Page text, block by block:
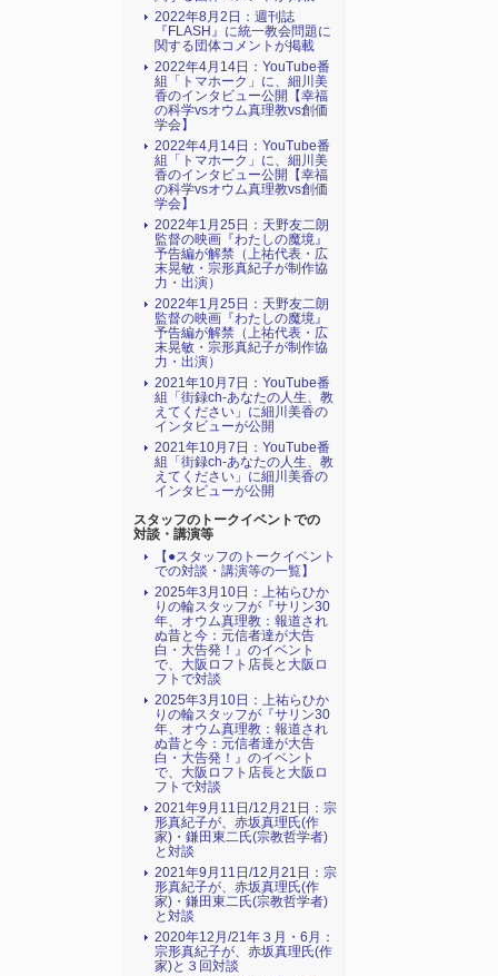
2022年8月2日：週刊誌
『FLASH』に統一教会問題に
関する団体コメントが掲載
2022年4月14日：YouTube番
組「トマホーク」に、細川美
香のインタビュー公開【幸福
の科学vsオウム真理教vs創価
学会】
2022年4月14日：YouTube番
組「トマホーク」に、細川美
香のインタビュー公開【幸福
の科学vsオウム真理教vs創価
学会】
2022年1月25日：天野友二朗
監督の映画『わたしの魔境』
予告編が解禁（上祐代表・広
末晃敏・宗形真紀子が制作協
力・出演）
2022年1月25日：天野友二朗
監督の映画『わたしの魔境』
予告編が解禁（上祐代表・広
末晃敏・宗形真紀子が制作協
力・出演）
2021年10月7日：YouTube番
組「街録ch-あなたの人生、教
えてください」に細川美香の
インタビューが公開
2021年10月7日：YouTube番
組「街録ch-あなたの人生、教
えてください」に細川美香の
インタビューが公開
スタッフのトークイベントでの
対談・講演等
【●スタッフのトークイベント
での対談・講演等の一覧】
2025年3月10日：上祐らひか
りの輪スタッフが『サリン30
年、オウム真理教：報道され
ぬ昔と今：元信者達が大告
白・大告発！』のイベント
で、大阪ロフト店長と大阪ロ
フトで対談
2025年3月10日：上祐らひか
りの輪スタッフが『サリン30
年、オウム真理教：報道され
ぬ昔と今：元信者達が大告
白・大告発！』のイベント
で、大阪ロフト店長と大阪ロ
フトで対談
2021年9月11日/12月21日：宗
形真紀子が、赤坂真理氏(作
家)・鎌田東二氏(宗教哲学者)
と対談
2021年9月11日/12月21日：宗
形真紀子が、赤坂真理氏(作
家)・鎌田東二氏(宗教哲学者)
と対談
2020年12月/21年３月・6月：
宗形真紀子が、赤坂真理氏(作
家)と３回対談